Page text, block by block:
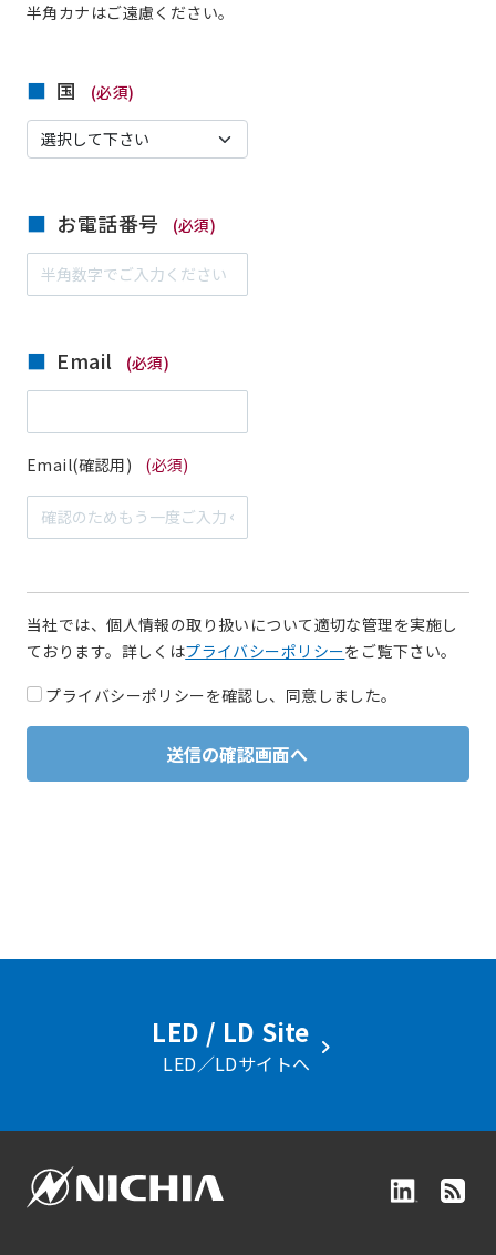
半角カナはご遠慮ください。
国 (必須)
お電話番号 (必須)
Email (必須)
Email(確認用) (必須)
当社では、個人情報の取り扱いについて適切な管理を実施し
ております。詳しくはプライバシーポリシーをご覧下さい。
プライバシーポリシーを確認し、同意しました。
LED / LD Site
LED／LDサイトへ